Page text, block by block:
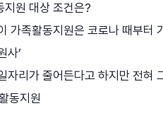
지원 대상 조건은?
가족활동지원은 코로나 때부터
사’
자리가 줄어든다고 하지만 전혀
동지원